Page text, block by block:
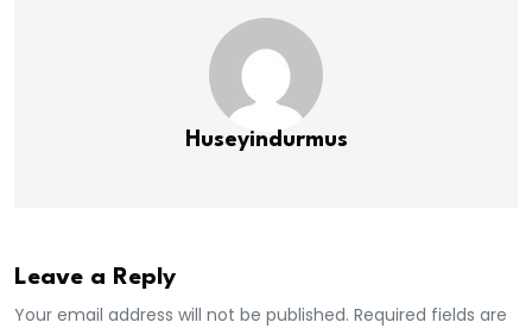
Huseyindurmus
Leave a Reply
Your email address will not be published. Required fields are